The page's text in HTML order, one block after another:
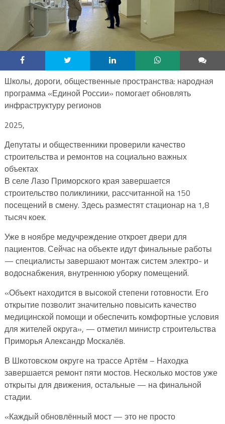
Школы, дороги, общественные пространства: народная
программа «Единой России» помогает обновлять
инфраструктуру регионов
2025,
Депутаты и общественники проверили качество
строительства и ремонтов на социально важных
объектах
В селе Лазо Приморского края завершается
строительство поликлиники, рассчитанной на 150
посещений в смену. Здесь разместят стационар на 1,8
тысяч коек.
Уже в ноябре медучреждение откроет двери для
пациентов. Сейчас на объекте идут финальные работы
— специалисты завершают монтаж систем электро- и
водоснабжения, внутреннюю уборку помещений.
«Объект находится в высокой степени готовности. Его
открытие позволит значительно повысить качество
медицинской помощи и обеспечить комфортные условия
для жителей округа», — отметил министр строительства
Приморья Александр Москалёв.
В Шкотовском округе на трассе Артём – Находка
завершается ремонт пяти мостов. Несколько мостов уже
открыты для движения, остальные — на финальной
стадии.
«Каждый обновлённый мост — это не просто